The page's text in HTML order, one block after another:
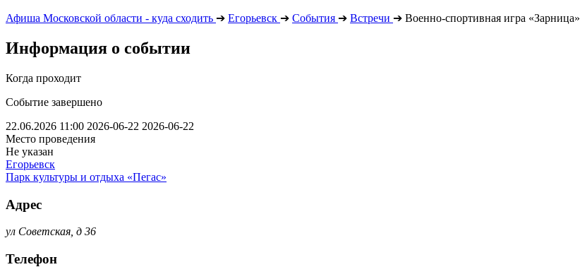
Афиша Московской области - куда сходить ➔ Егорьевск ➔ События ➔ Встречи ➔ Военно-спортивная игра «Зарница»
Информация о событии
Когда проходит
Событие завершено
22.06.2026 11:00 2026-06-22 2026-06-22
Место проведения
Не указан
Егорьевск
Парк культуры и отдыха «Пегас»
Адрес
ул Советская, д 36
Телефон